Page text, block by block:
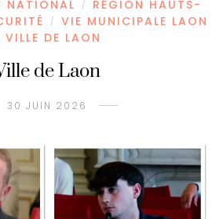
NATIONAL /
RÉGION HAUTS-
/
VIE MUNICIPALE LAON
DE LAON
de Laon
30 JUIN 2026